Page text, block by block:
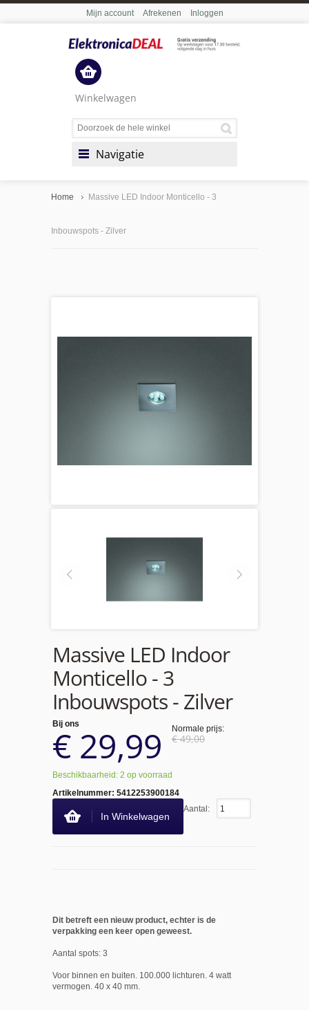
Mijn account Afrekenen Inloggen
Winkelwagen
Navigatie
Home Massive LED Indoor Monticello - 3
Inbouwspots - Zilver
Massive LED Indoor
Monticello - 3
Inbouwspots - Zilver
Normale prijs:
€ 49,00
Bij ons
€ 29,99
Beschikbaarheid: 2 op voorraad
Artikelnummer: 5412253900184
In Winkelwagen
Aantal:
Dit betreft een nieuw product, echter is de
verpakking een keer open geweest.
Aantal spots: 3
Voor binnen en buiten. 100.000 lichturen. 4 watt
vermogen. 40 x 40 mm.